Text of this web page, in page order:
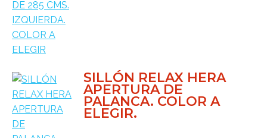
SILLÓN RELAX HERA
APERTURA DE
PALANCA. COLOR A
ELEGIR.